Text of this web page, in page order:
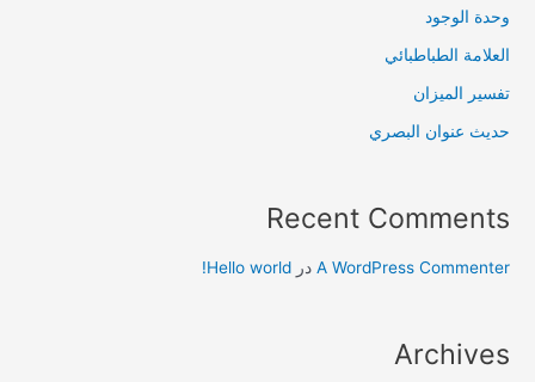
وحدة الوجود
العلامة الطباطبائي
تفسير الميزان
حديث عنوان البصري
Recent Comments
A WordPress Commenter درHello world!
Archives